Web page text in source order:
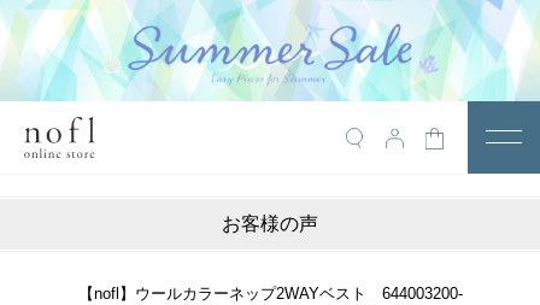
￥10,800税込以上で送料無料
アウター
お客様の声
【nofl】ウールカラーネップ2WAYベスト 644003200-